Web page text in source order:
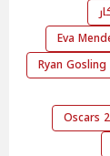
Eva
Ryan
Oscars